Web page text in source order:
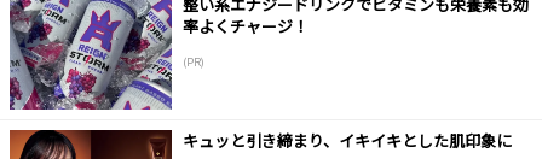
率よくチャージ！
(PR)
キュッと引き締まり、イキイキとした肌印象に